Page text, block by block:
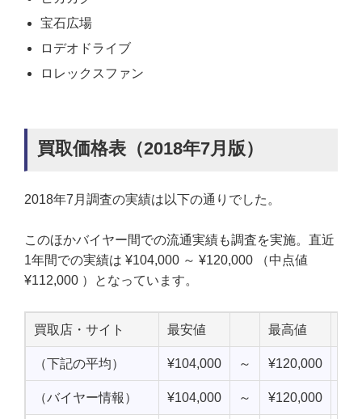
宝石広場
ロデオドライブ
ロレックスファン
買取価格表（2018年7月版）
2018年7月調査の実績は以下の通りでした。
このほかバイヤー間での流通実績も調査を実施。直近
1年間での実績は ¥104,000 ～ ¥120,000 （中点値
¥112,000 ）となっています。
買取店・サイト 最安値 最高値
（下記の平均） ¥104,000 ～ ¥120,000
（バイヤー情報） ¥104,000 ～ ¥120,000